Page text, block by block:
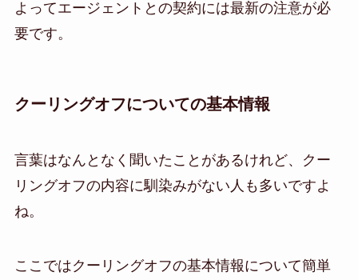
よってエージェントとの契約には最新の注意が必
要です。
クーリングオフについての基本情報
言葉はなんとなく聞いたことがあるけれど、クー
リングオフの内容に馴染みがない人も多いですよ
ね。
ここではクーリングオフの基本情報について簡単